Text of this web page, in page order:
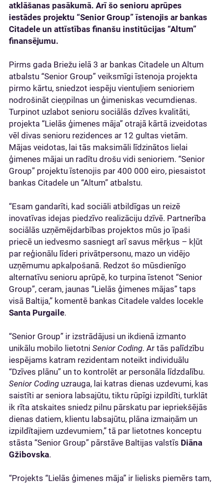
atklāšanas pasākumā. Arī šo senioru aprūpes
iestādes projektu “Senior Group” īstenojis ar bankas
Citadele un attīstības finanšu institūcijas “Altum”
finansējumu.
Pirms gada Briežu ielā 3 ar bankas Citadele un Altum
atbalstu “Senior Group” veiksmīgi īstenoja projekta
pirmo kārtu, sniedzot iespēju vientuļiem senioriem
nodrošināt cieņpilnas un ģimeniskas vecumdienas.
Turpinot uzlabot senioru sociālās dzīves kvalitāti,
projekta “Lielās ģimenes māja” otrajā kārtā izveidotas
vēl divas senioru rezidences ar 12 gultas vietām.
Mājas veidotas, lai tās maksimāli līdzinātos lielai
ģimenes mājai un radītu drošu vidi senioriem. “Senior
Group” projektu īstenojis par 400 000 eiro, piesaistot
bankas Citadele un “Altum” atbalstu.
“Esam gandarīti, kad sociāli atbildīgas un reizē
inovatīvas idejas piedzīvo realizāciju dzīvē. Partnerība
sociālās uzņēmējdarbības projektos mūs jo īpaši
priecē un iedvesmo sasniegt arī savus mērķus – kļūt
par reģionālu līderi privātpersonu, mazo un vidējo
uzņēmumu apkalpošanā. Redzot šo mūsdienīgo
alternatīvu senioru aprūpē, ko turpina īstenot “Senior
Group”, ceram, jaunas “Lielās ģimenes mājas” taps
visā Baltija,” komentē bankas Citadele valdes locekle
Santa Purgaile.
“Senior Group” ir izstrādājusi un ikdienā izmanto
unikālu mobilo lietotni Senior Coding. Ar tās palīdzību
iespējams katram rezidentam noteikt individuālu
“Dzīves plānu” un to kontrolēt ar personāla līdzdalību.
Senior Coding uzrauga, lai katras dienas uzdevumi, kas
saistīti ar seniora labsajūtu, tiktu rūpīgi izpildīti, turklāt
ik rīta atskaites sniedz pilnu pārskatu par iepriekšējās
dienas datiem, klientu labsajūtu, plāna izmaiņām un
izpildītajiem uzdevumiem,” tā par lietotnes konceptu
stāsta “Senior Group” pārstāve Baltijas valstīs Diāna
Gžibovska.
“Projekts “Lielās ģimenes māja” ir lielisks piemērs tam,